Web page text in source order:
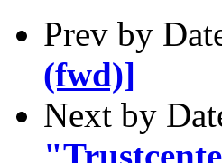
Prev by
(fwd)]
Next by